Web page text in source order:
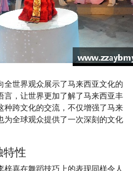
全世界观众展示了马来西亚文化的
言，让世界更加了解了马来西亚丰
种跨文化的交流，不仅增强了马来
为全球观众提供了一次深刻的文化
性